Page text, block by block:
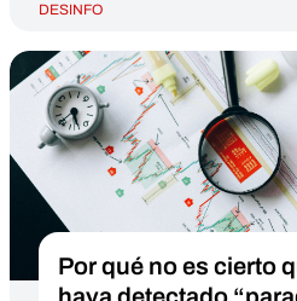
DESINFO
Por qué no es cierto